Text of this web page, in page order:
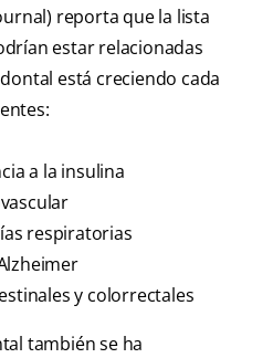
reporta que la lista
estar relacionadas
está creciendo cada
a la insulina
respiratorias
y colorrectales
también se ha